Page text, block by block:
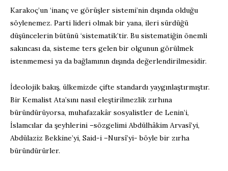
Karakoç’un ‘inanç ve görüşler sistemi’nin dışında olduğu
söylenemez. Parti lideri olmak bir yana, ileri sürdüğü
düşüncelerin bütünü ‘sistematik’tir. Bu sistematiğin önemli
sakıncası da, sisteme ters gelen bir olgunun görülmek
istenmemesi ya da bağlamının dışında değerlendirilmesidir.
İdeolojik bakış, ülkemizde çifte standardı yaygınlaştırmıştır.
Bir Kemalist Ata’sını nasıl eleştirilmezlik zırhına
büründürüyorsa, muhafazakâr sosyalistler de Lenin’i,
İslamcılar da şeyhlerini –sözgelimi Abdülhâkim Arvasî’yi,
Abdülaziz Bekkine’yi, Said-i –Nursî’yi- böyle bir zırha
büründürürler.